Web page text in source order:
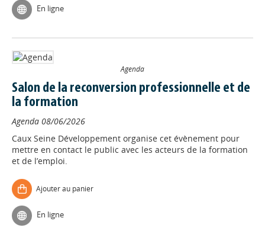
En ligne
Agenda
Salon de la reconversion professionnelle et de
la formation
Agenda 08/06/2026
Caux Seine Développement organise cet évènement pour
mettre en contact le public avec les acteurs de la formation
et de l’emploi.
Ajouter au panier
En ligne